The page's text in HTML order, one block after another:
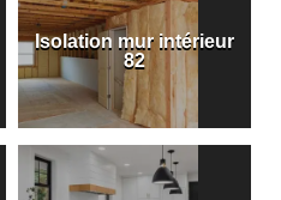
Isolation mur intérieur
82